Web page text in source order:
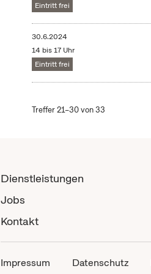
Eintritt frei
30.6.2024
14 bis 17 Uhr
Eintritt frei
Treffer 21–30 von 33
Dienstleistungen
Jobs
Kontakt
Impressum Datenschutz